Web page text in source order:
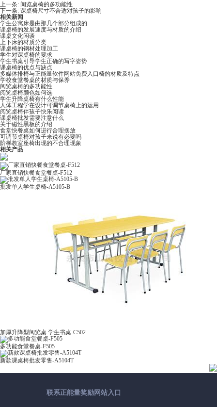
上一条: 阅览桌椅的多功能性
下一条: 课桌椅尺寸不合适对孩子的影响
相关新闻
学生公寓床是由那几个部分组成的
课桌椅的发展速度与材质的介绍
课桌文化闲谈
上下床的材质分类
课桌椅的钢材处理加工
学生对课桌椅的要求
学生书桌引导学生正确的写字姿势
课桌椅的优点与缺点
多媒体排椅与正能量软件网站免费入口椅的材质及特点
学校食堂餐桌的材质与保养
阅览桌椅的多功能性
阅览桌椅颜色如何选
学生升降桌椅有什么性能
人体工程学在设计可调节桌椅上的运用
阅览桌椅伴孩子快乐阅读
课桌椅批发需要注意什么
关于磁性黑板的介绍
食堂快餐桌如何进行合理摆放
可调节桌椅对孩子来说有必要吗
阶梯教室座椅出现的不合理现象
相关产品
厂家直销快餐食堂餐桌-F512
批发单人学生桌椅-A5105-B
加厚升降型阅览桌 学生书桌-C502
多功能食堂餐桌-F505
新款课桌椅批发零售-A5104T
联系正能量奖励网站入口